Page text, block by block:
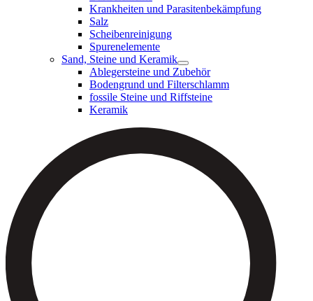
Krankheiten und Parasitenbekämpfung
Salz
Scheibenreinigung
Spurenelemente
Sand, Steine und Keramik
Ablegersteine und Zubehör
Bodengrund und Filterschlamm
fossile Steine und Riffsteine
Keramik